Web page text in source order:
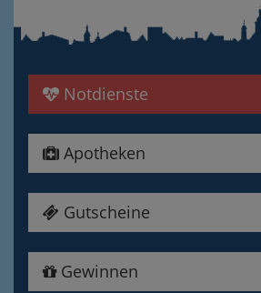
Notdienste
Apotheken
Gutscheine
Gewinnen